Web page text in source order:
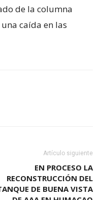
de la columna
caída en las
Artículo siguiente
EN PROCESO LA
RECONSTRUCCIÓN DEL
DE BUENA VISTA